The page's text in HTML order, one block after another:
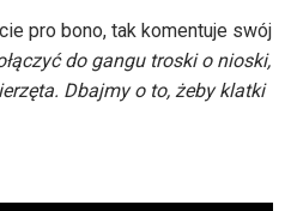
pro bono, tak komentuje swój
do gangu troski o nioski,
Dbajmy o to, żeby klatki